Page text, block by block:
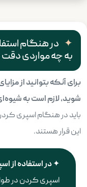
در هنگام
به چه مواردی
برای آنکه بتوانید از
شوید، لازم است به
باید در هنگام اسپری
این قرار هستند.
در استفاده از
اسپری کردن در